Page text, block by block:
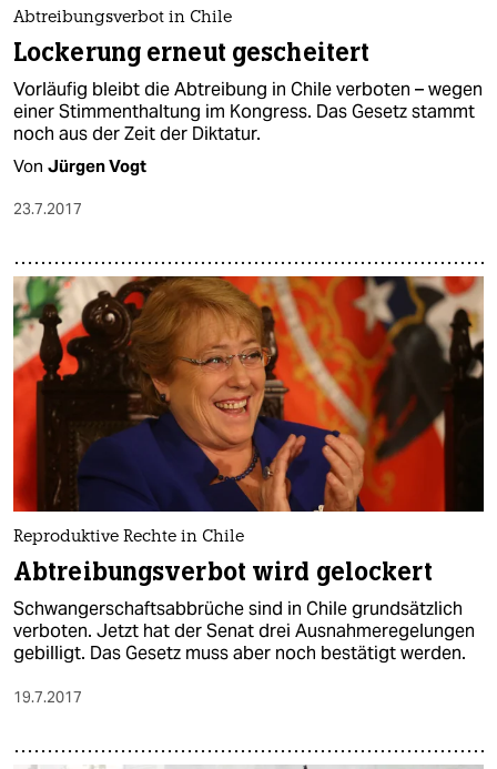
Abtreibungsverbot in Chile
Lockerung erneut gescheitert
Vorläufig bleibt die Abtreibung in Chile verboten – wegen
einer Stimmenthaltung im Kongress. Das Gesetz stammt
noch aus der Zeit der Diktatur.
Von Jürgen Vogt
23.7.2017
Reproduktive Rechte in Chile
Abtreibungsverbot wird gelockert
Schwangerschaftsabbrüche sind in Chile grundsätzlich
verboten. Jetzt hat der Senat drei Ausnahmeregelungen
gebilligt. Das Gesetz muss aber noch bestätigt werden.
19.7.2017